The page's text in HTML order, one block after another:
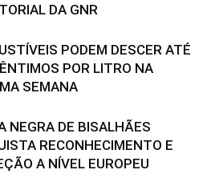
DA GNR
PODEM DESCER ATÉ
POR LITRO NA
SEMANA
NEGRA DE BISALHÃES
RECONHECIMENTO E
A NÍVEL EUROPEU